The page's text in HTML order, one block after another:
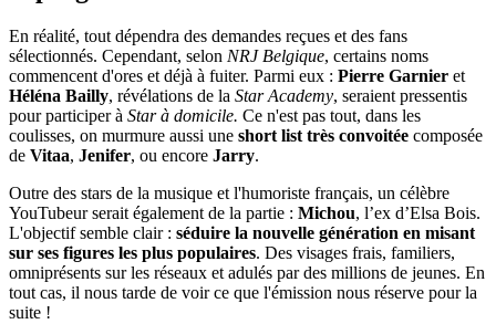
En réalité, tout dépendra des demandes reçues et des fans
sélectionnés. Cependant, selon NRJ Belgique, certains noms
commencent d'ores et déjà à fuiter. Parmi eux : Pierre Garnier et
Héléna Bailly, révélations de la Star Academy, seraient pressentis
pour participer à Star à domicile. Ce n'est pas tout, dans les
coulisses, on murmure aussi une short list très convoitée composée
de Vitaa, Jenifer, ou encore Jarry.
Outre des stars de la musique et l'humoriste français, un célèbre
YouTubeur serait également de la partie : Michou, l’ex d’Elsa Bois.
L'objectif semble clair : séduire la nouvelle génération en misant
sur ses figures les plus populaires. Des visages frais, familiers,
omniprésents sur les réseaux et adulés par des millions de jeunes. En
tout cas, il nous tarde de voir ce que l'émission nous réserve pour la
suite !